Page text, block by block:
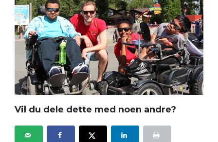
Vil du dele dette med noen andre?